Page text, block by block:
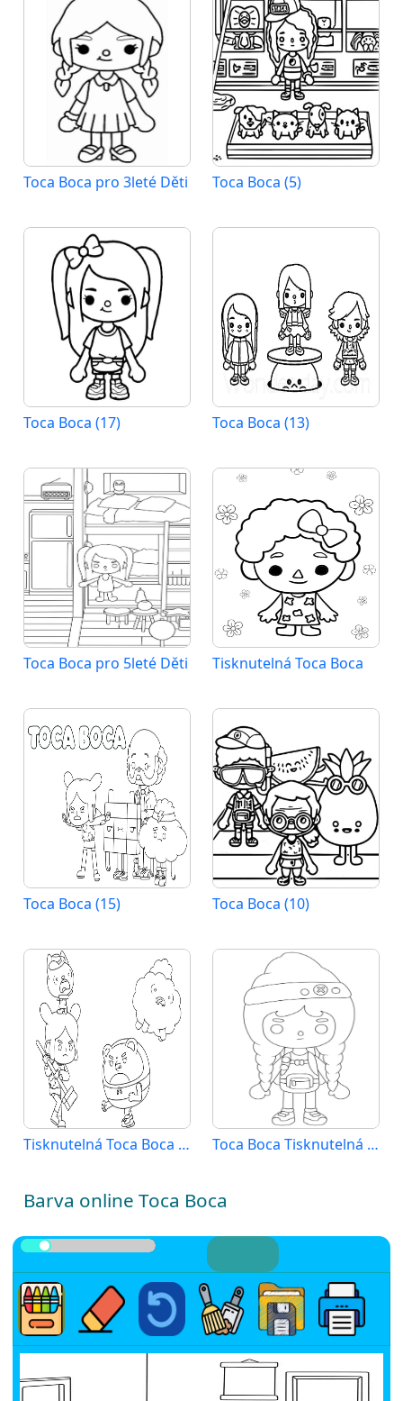
Toca Boca pro 3leté Děti Toca Boca (5)
Toca Boca (17) Toca Boca (13)
Toca Boca pro 5leté Děti Tisknutelná Toca Boca
Toca Boca (15) Toca Boca (10)
Tisknutelná Toca Boca Obrázek pro Děti Toca Boca Tisknutelná Zdarma
Barva online Toca Boca